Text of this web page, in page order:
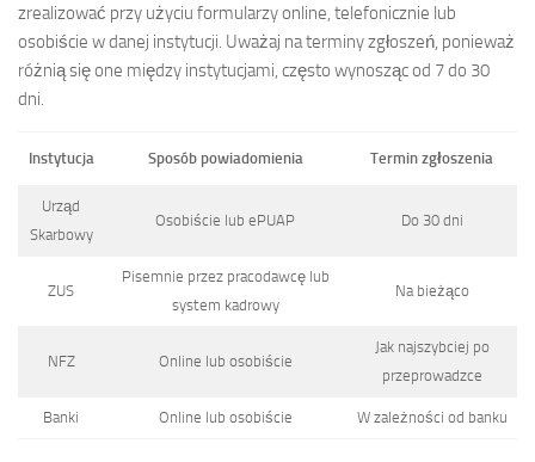
zrealizować przy użyciu formularzy online, telefonicznie lub
osobiście w danej instytucji. Uważaj na terminy zgłoszeń, ponieważ
różnią się one między instytucjami, często wynosząc od 7 do 30
dni.
Instytucja Sposób powiadomienia Termin zgłoszenia
Urząd
Skarbowy
Osobiście lub ePUAP Do 30 dni
ZUS
Pisemnie przez pracodawcę lub
system kadrowy
Na bieżąco
NFZ Online lub osobiście
Jak najszybciej po
przeprowadzce
Banki Online lub osobiście W zależności od banku